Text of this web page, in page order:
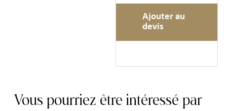
Ajouter au
devis
Vous pourriez être intéressé par